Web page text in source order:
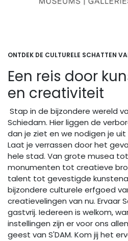
ONTDEK DE CULTURELE SCHATTEN
Een reis door
en creativiteit
Stap in de bijzondere wereld
Schiedam. Hier liggen de
dan je ziet en we nodigen je
Laat je verrassen door het
hele stad. Van grote musea
monumenten tot creatieve
talent tot gevestigde
bijzondere culturele erfgoed
creatievelingen van nu. Ervaar
gastvrij. Iedereen is welkom,
instellingen zijn er voor ons
geest van S'DAM. Kom jij het